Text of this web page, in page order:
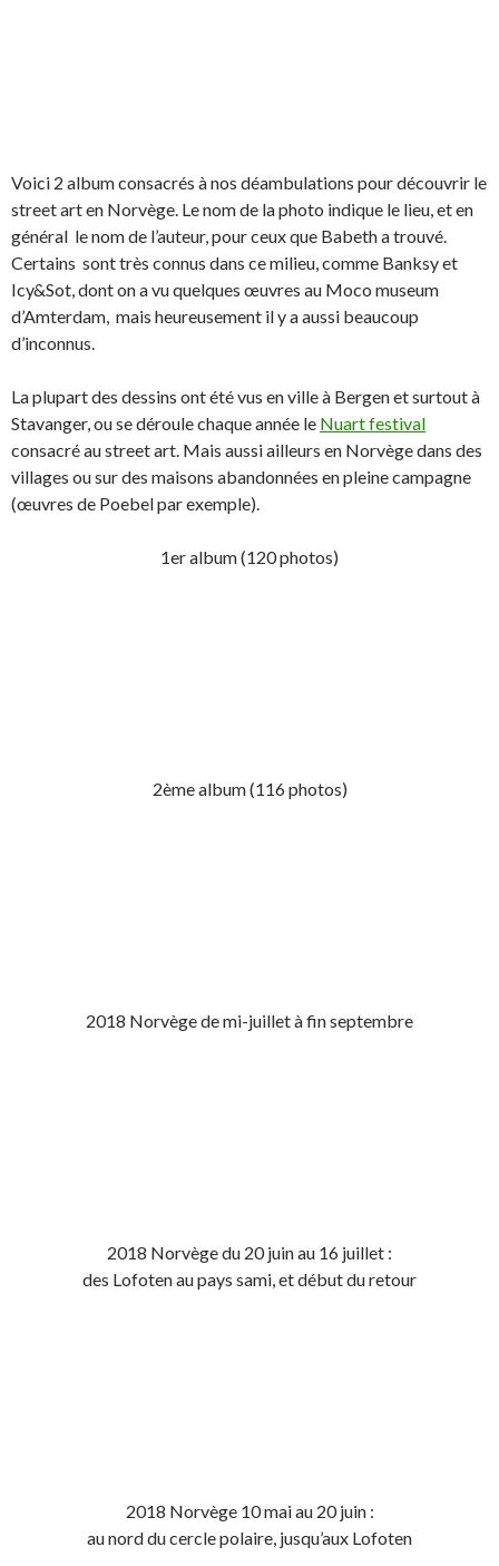
Voici 2 album consacrés à nos déambulations pour découvrir le
street art en Norvège. Le nom de la photo indique le lieu, et en
général le nom de l’auteur, pour ceux que Babeth a trouvé.
Certains sont très connus dans ce milieu, comme Banksy et
Icy&Sot, dont on a vu quelques œuvres au Moco museum
d’Amterdam, mais heureusement il y a aussi beaucoup
d’inconnus.
La plupart des dessins ont été vus en ville à Bergen et surtout à
Stavanger, ou se déroule chaque année le Nuart festival
consacré au street art. Mais aussi ailleurs en Norvège dans des
villages ou sur des maisons abandonnées en pleine campagne
(œuvres de Poebel par exemple).
1er album (120 photos)
2ème album (116 photos)
2018 Norvège de mi-juillet à fin septembre
2018 Norvège du 20 juin au 16 juillet :
des Lofoten au pays sami, et début du retour
2018 Norvège 10 mai au 20 juin :
au nord du cercle polaire, jusqu’aux Lofoten